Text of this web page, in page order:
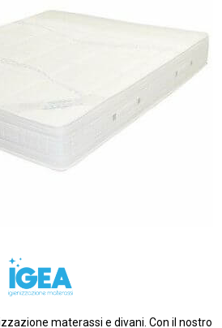
materassi e divani. Con il nostro